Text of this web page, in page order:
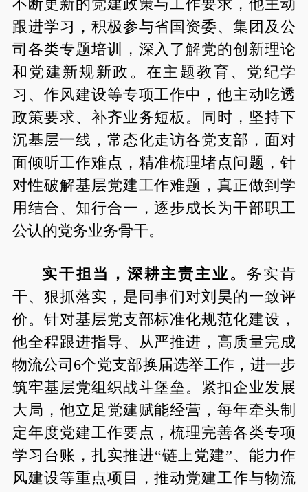
不断更新的党建政策与工作要求，他主动
跟进学习，积极参与省国资委、集团及公
司各类专题培训，深入了解党的创新理论
和党建新规新政。在主题教育、党纪学
习、作风建设等专项工作中，他主动吃透
政策要求、补齐业务短板。同时，坚持下
沉基层一线，常态化走访各党支部，面对
面倾听工作难点，精准梳理堵点问题，针
对性破解基层党建工作难题，真正做到学
用结合、知行合一，逐步成长为干部职工
公认的党务业务骨干。
实干担当，深耕主责主业。 务实肯
干、狠抓落实，是同事们对刘昊的一致评
价。针对基层党支部标准化规范化建设，
他全程跟进指导、从严推进，高质量完成
物流公司6个党支部换届选举工作，进一步
筑牢基层党组织战斗堡垒。紧扣企业发展
大局，他立足党建赋能经营，每年牵头制
定年度党建工作要点，梳理完善各类专项
学习台账，扎实推进“链上党建”、能力作
风建设等重点项目，推动党建工作与物流